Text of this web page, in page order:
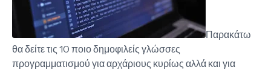
Παρακάτω
θα δείτε τις 10 ποιο δημοφιλείς γλώσσες
προγραμματισμού για αρχάριους κυρίως αλλά και για